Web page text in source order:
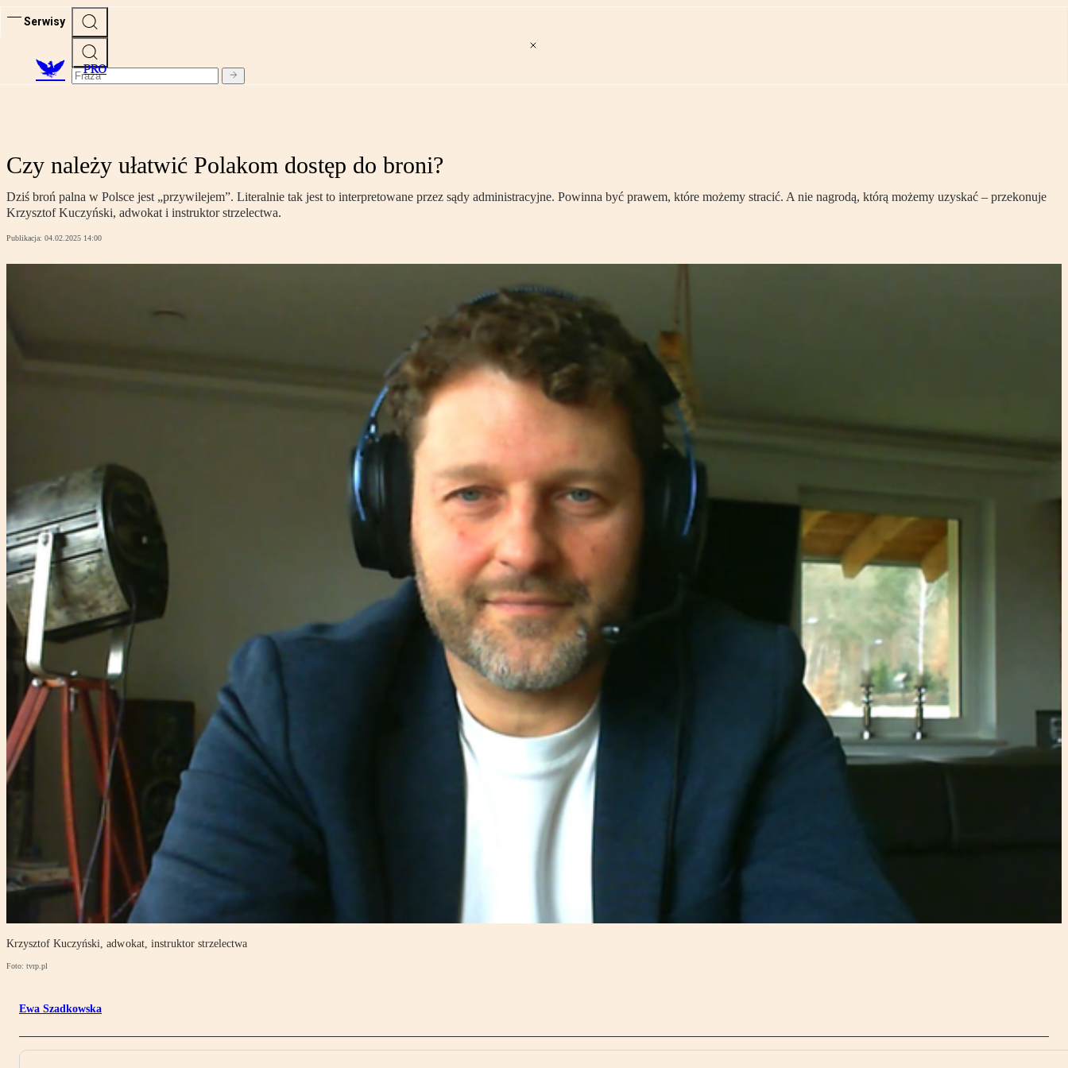
Serwisy
PRO
Czy należy ułatwić Polakom dostęp do broni?
Dziś broń palna w Polsce jest „przywilejem”. Literalnie tak jest to interpretowane przez sądy administracyjne. Powinna być prawem, które możemy stracić. A nie nagrodą, którą możemy uzyskać – przekonuje
Krzysztof Kuczyński, adwokat i instruktor strzelectwa.
Publikacja: 04.02.2025 14:00
Krzysztof Kuczyński, adwokat, instruktor strzelectwa
Foto: tvrp.pl
Ewa Szadkowska